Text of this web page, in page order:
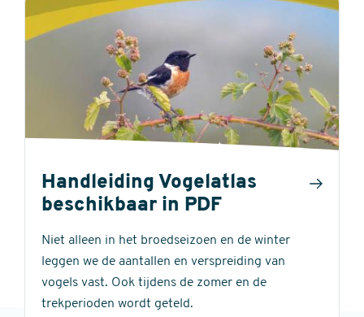
Handleiding Vogelatlas
beschikbaar in PDF
Niet alleen in het broedseizoen en de winter
leggen we de aantallen en verspreiding van
vogels vast. Ook tijdens de zomer en de
trekperioden wordt geteld.